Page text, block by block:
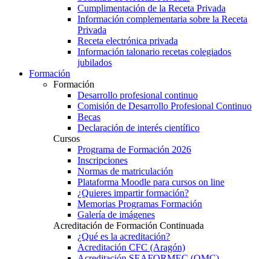
Cumplimentación de la Receta Privada
Información complementaria sobre la Receta
Privada
Receta electrónica privada
Información talonario recetas colegiados
jubilados
Formación
Formación
Desarrollo profesional continuo
Comisión de Desarrollo Profesional Continuo
Becas
Declaración de interés científico
Cursos
Programa de Formación 2026
Inscripciones
Normas de matriculación
Plataforma Moodle para cursos on line
¿Quieres impartir formación?
Memorias Programas Formación
Galería de imágenes
Acreditación de Formación Continuada
¿Qué es la acreditación?
Acreditación CFC (Aragón)